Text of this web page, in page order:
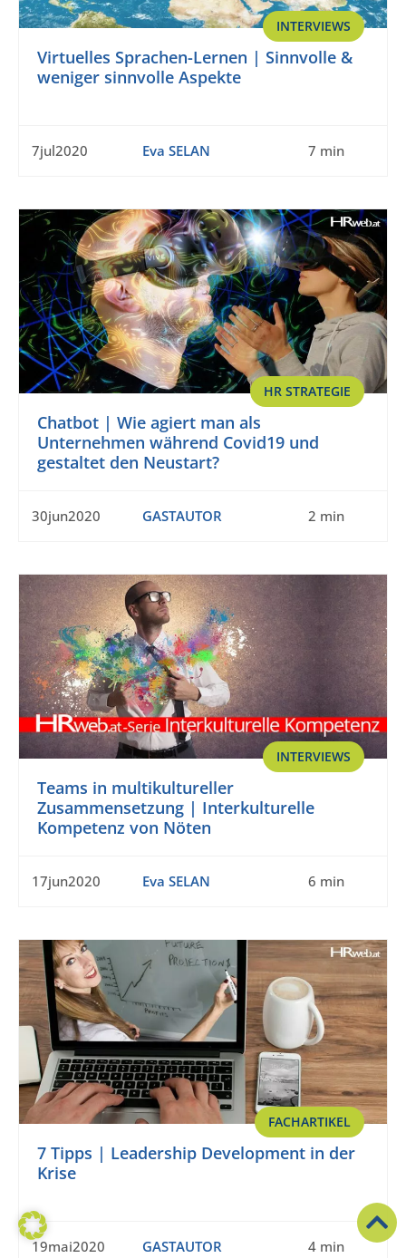
INTERVIEWS
Virtuelles Sprachen-Lernen | Sinnvolle &
weniger sinnvolle Aspekte
7jul2020 Eva SELAN 7 min
HR STRATEGIE
Chatbot | Wie agiert man als
Unternehmen während Covid19 und
gestaltet den Neustart?
30jun2020 GASTAUTOR 2 min
INTERVIEWS
Teams in multikultureller
Zusammensetzung | Interkulturelle
Kompetenz von Nöten
17jun2020 Eva SELAN 6 min
FACHARTIKEL
7 Tipps | Leadership Development in der
Krise
19mai2020 GASTAUTOR 4 min